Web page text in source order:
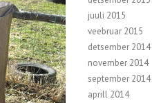
juuli 2015
veebruar 2015
detsember 2014
november 2014
september 2014
aprill 2014